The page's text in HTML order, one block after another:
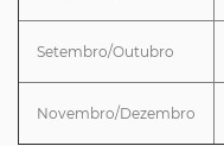
Setembro/Outubro
Novembro/Dezembro